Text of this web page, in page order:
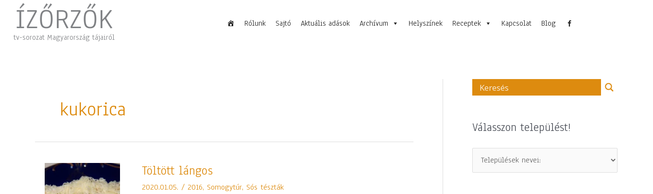
contentÍZŐRZŐK
tv-sorozat Magyarország tájairól
Rólunk Sajtó Aktuális adások Archívum Helyszínek Receptek Kapcsolat Blog
kukorica
Töltött lángos
2020.01.05. / 2016, Somogytúr, Sós tészták
Töltött
Válasszon települést!